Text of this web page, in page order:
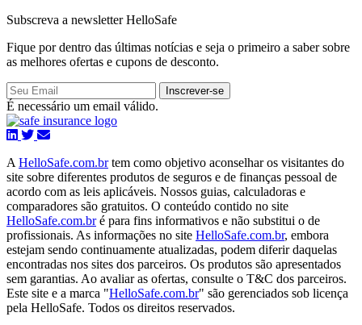
Subscreva a newsletter HelloSafe
Fique por dentro das últimas notícias e seja o primeiro a saber sobre
as melhores ofertas e cupons de desconto.
Inscrever-se
É necessário um email válido.
A HelloSafe.com.brtem como objetivo aconselhar os visitantes do
site sobre diferentes produtos de seguros e de finanças pessoal de
acordo com as leis aplicáveis. Nossos guias, calculadoras e
comparadores são gratuitos. O conteúdo contido no site
HelloSafe.com.bré para fins informativos e não substitui o de
profissionais. As informações no site HelloSafe.com.br, embora
estejam sendo continuamente atualizadas, podem diferir daquelas
encontradas nos sites dos parceiros. Os produtos são apresentados
sem garantias. Ao avaliar as ofertas, consulte o T&C dos parceiros.
Este site e a marca "HelloSafe.com.br" são gerenciados sob licença
pela HelloSafe. Todos os direitos reservados.